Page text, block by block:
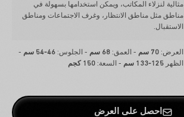
مثالية لنزلاء المكاتب، ويمكن استخدامها بسهولة في
مناطق مثل مناطق الانتظار، وغرف الاجتماعات ومناطق
الاستقبال.
العرض: 70 سم - العمق: 68 سم - الجلوس: 46-54 سم
-
الظهر 125-133 سم - السعة: 150 كجم
احصل على العرض